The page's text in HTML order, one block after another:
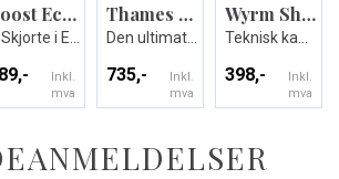
Boost Eco T-shirt
Inkl.
mva
Thames Hero Pant
Den ultimate treningsbuksen - Unisex
735,-
Inkl.
mva
Wyrm Shirt
398,-
Inkl.
mva